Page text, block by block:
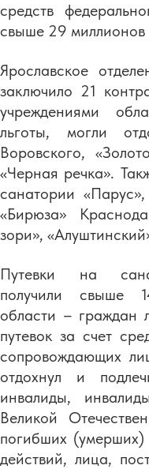
средств
свыше 29 миллионов
Ярославское
заключило 21
учреждениями
льготы, могли
Воровского,
«Черная речка».
санатории
«Бирюза»
зори»,
Путевки на
получили свыше
области – граждан
путевок за счет
сопровождающих
отдохнул и
инвалиды,
Великой
погибших (умерших)
действий, лица,